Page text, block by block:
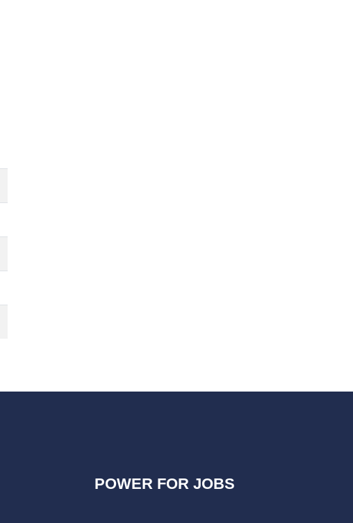
POWER FOR JOBS